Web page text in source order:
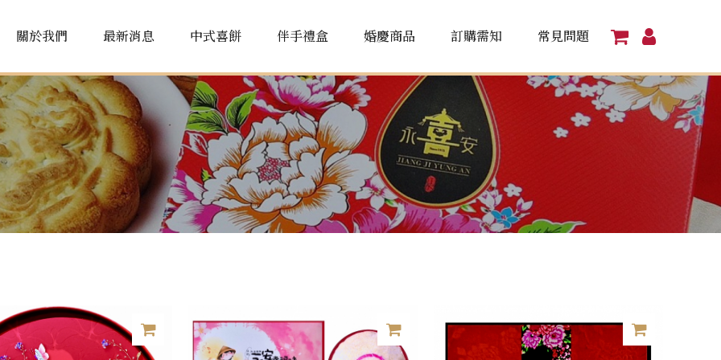
關於我們
品牌故事
門市據點
最新消息 中式喜餅 伴手禮盒 婚慶商品 訂購需知 常見問題